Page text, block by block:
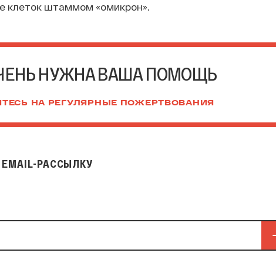
клеток штаммом «омикрон».
НУЖНА ВАША ПОМОЩЬ
НА РЕГУЛЯРНЫЕ ПОЖЕРТВОВАНИЯ
РАССЫЛКУ